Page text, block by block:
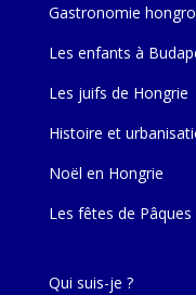
Gastronomie
Les enfants à
Les juifs de Hongrie
Histoire et
Noël en Hongrie
Les fêtes de Pâques
Qui suis-je ?